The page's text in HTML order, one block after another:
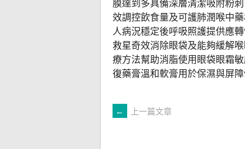
膜達到多具備深層清潔吸附粉
效調控飲食量及可護肺潤喉中
人病況穩定後呼吸照護提供應
救星奇效消除眼袋及能夠緩解
療方法幫助消脂使用眼袋眼霜
復藥膏溫和軟膏用於保濕與屏障
文
← 上一篇文章